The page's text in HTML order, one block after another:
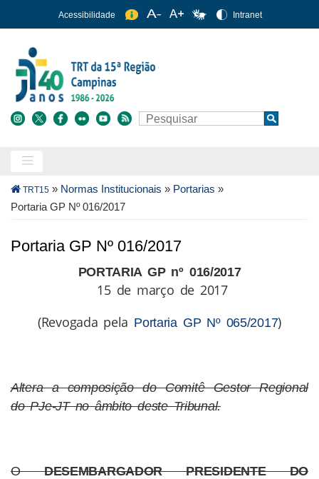
para
conteúdo
principal
Acessibilidade Intranet
Buscar Search
Trilha
de
TRT15 » Normas Institucionais » Portarias »
Portaria GP Nº 016/2017
Portaria GP Nº 016/2017
PORTARIA GP nº 016/2017
15 de março de 2017
(Revogada pela Portaria GP Nº 065/2017)
Altera a composição do Comitê Gestor Regional
do PJe-JT no âmbito deste Tribunal.
ODESEMBARGADOR PRESIDENTE DO